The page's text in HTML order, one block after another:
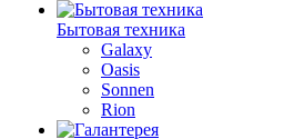
Бытовая техника
Galaxy
Oasis
Sonnen
Rion